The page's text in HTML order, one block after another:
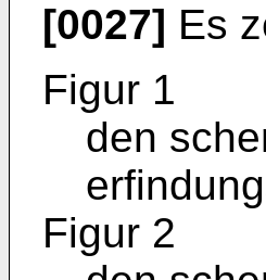
[0027] Es
Figur 1
den
Figur 2